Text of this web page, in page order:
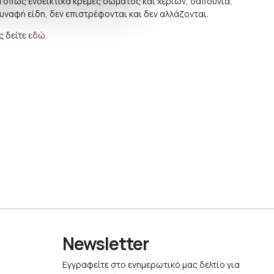
είδη, δεν επιστρέφονται και δεν αλλάζονται.
δείτε εδώ.
Newsletter
Εγγραφείτε στο ενημερωτικό μας δελτίο για